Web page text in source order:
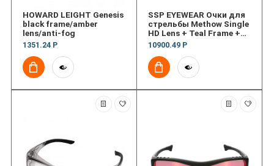
HOWARD LEIGHT Genesis
black frame/amber
lens/anti-fog
1351.24 Р
SSP EYEWEAR Очки для
стрельбы Methow Single
HD Lens + Teal Frame +
XHD Case
10900.49 Р